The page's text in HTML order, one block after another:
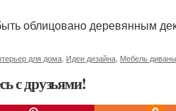
облицовано деревянным
для дома Идеи дизайна Мебель диваны
с друзьями!